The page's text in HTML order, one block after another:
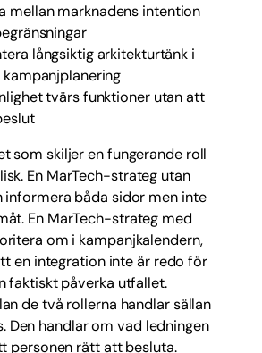
mellan marknadens intention
långsiktig arkitekturtänk i
tvärs funktioner utan att
som skiljer en fungerande roll
En MarTech-strateg utan
informera båda sidor men inte
En MarTech-strateg med
om i kampanjkalendern,
en integration inte är redo för
faktiskt påverka utfallet.
de två rollerna handlar sällan
Den handlar om vad ledningen
personen rätt att besluta.